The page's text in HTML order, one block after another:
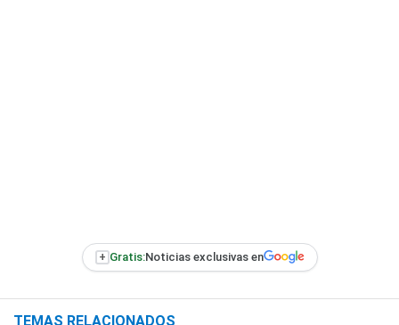
+ Gratis:Noticias exclusivas en
TEMAS RELACIONADOS